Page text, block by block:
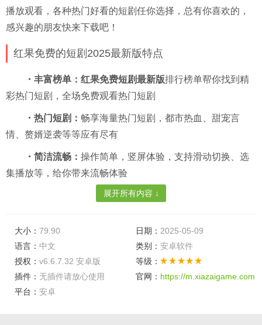
播放观看，各种热门好看的短剧任你选择，总有你喜欢的，
感兴趣的朋友快来下载吧！
红果免费的短剧2025最新版特点
・丰富榜单：红果免费短剧最新版排行榜单帮你找到精
彩热门短剧，全场免费观看热门短剧
・热门短剧： 畅享海量热门短剧，都市热血、甜宠言
情、赘婿逆袭等等应有尽有
・简洁流畅： 操作简单，竖屏体验，支持滑动切换、选
集播放等，给你带来流畅体验
・离线缓存： 随时随地观看精彩电影
・一键分享： 精彩内容分享朋友圈，君乐在其中
・高清播放：
展开所有内容 ↓
大小： 79.90 日期： 2025-05-09
语言： 中文 类别： 安卓软件
授权： v6.6.7.32 安卓版
等级：
插件： 无插件请放心使用 官网： https://m.xiazaigame.com
平台： 安卓